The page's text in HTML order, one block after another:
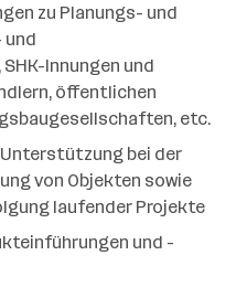
zu Planungs- und
und
Innungen und
öffentlichen
etc.
bei der
von Objekten sowie
laufender Projekte
und -